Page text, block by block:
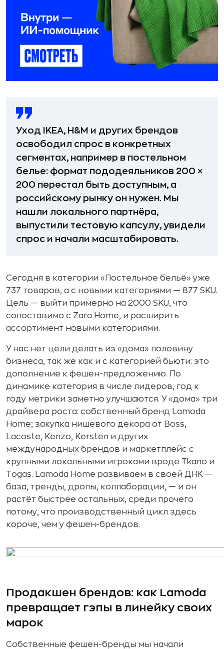
Уход IKEA, H&M и других брендов
освободил спрос в конкретных
сегментах, например в постельном
белье: формат пододеяльников 200 ×
200 перестал быть доступным, а
российскому рынку он нужен. Мы
нашли локального партнёра,
выпустили тестовую капсулу, увидели
спрос и начали масштабировать.
Сегодня в категории «Постельное бельё» уже
737 товаров, а с новыми категориями — 877 SKU.
Цель — выйти примерно на 2000 SKU, что
сопоставимо с Zara Home, и расширить
ассортимент новыми категориями.
У нас нет цели делать из «дома» половину
бизнеса, так же как и с категорией бьюти: это
дополнение к фешен-предложению. По
динамике категория в числе лидеров, год к
году метрики заметно улучшаются. У «дома» три
драйвера роста: собственный бренд Lamoda
Home; закупка нишевого декора от Boss,
Lacoste, Kenzo, Kersten и других
международных брендов и маркетплейс с
крупными локальными игроками вроде Tkano и
Togas. Lamoda Home развиваем в своей ДНК —
база, тренды, дропы, коллаборации, — и он
растёт быстрее остальных, среди прочего
потому, что производственный цикл здесь
короче, чем у фешен-брендов.
Продакшен брендов: как Lamoda
превращает гэпы в линейку своих
марок
Собственные фешен-бренды мы начали